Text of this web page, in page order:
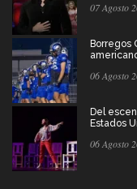
07 Agosto
Borregos
06 Agosto
Del
Estados
06 Agosto